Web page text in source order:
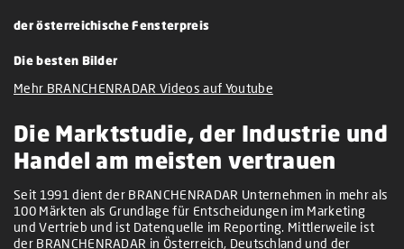
der österreichische Fensterpreis
Die besten Bilder
Mehr BRANCHENRADAR Videos auf Youtube
Die Marktstudie, der Industrie und
Handel am meisten vertrauen
Seit 1991 dient der BRANCHENRADAR Unternehmen in mehr als
100 Märkten als Grundlage für Entscheidungen im Marketing
und Vertrieb und ist Datenquelle im Reporting. Mittlerweile ist
der BRANCHENRADAR in Österreich, Deutschland und der